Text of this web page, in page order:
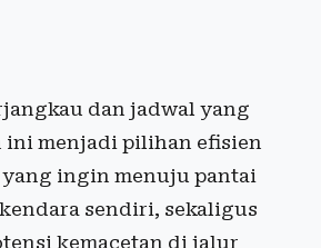
dan jadwal yang
ini menjadi pilihan efisien
ingin menuju pantai
sendiri, sekaligus
kemacetan di jalur